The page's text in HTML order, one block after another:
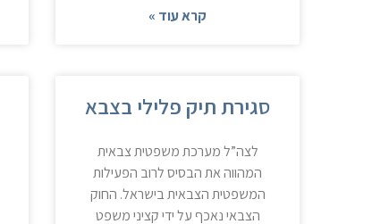
קרא עוד »
סגירת תיק פלילי בצבא
לצה”ל מערכת משפטית צבאית
המהווה את הבסיס לרוב הפעילות
המשפטית הצבאית בישראל. החוק
הצבאי נאכף על ידי קציני משפט